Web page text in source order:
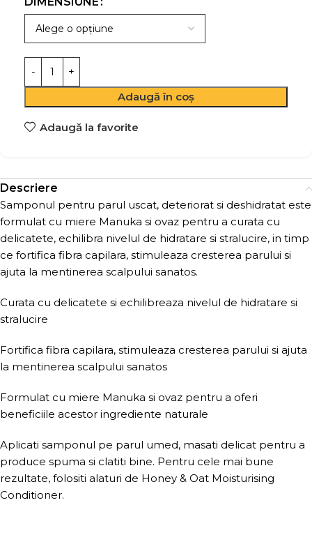
Adaugă în coș
Adaugă la favorite
Descriere
Samponul pentru parul uscat, deteriorat si deshidratat este
formulat cu miere Manuka si ovaz pentru a curata cu
delicatete, echilibra nivelul de hidratare si stralucire, in timp
ce fortifica fibra capilara, stimuleaza cresterea parului si
ajuta la mentinerea scalpului sanatos.
Curata cu delicatete si echilibreaza nivelul de hidratare si
stralucire
Fortifica fibra capilara, stimuleaza cresterea parului si ajuta
la mentinerea scalpului sanatos
Formulat cu miere Manuka si ovaz pentru a oferi
beneficiile acestor ingrediente naturale
Aplicati samponul pe parul umed, masati delicat pentru a
produce spuma si clatiti bine. Pentru cele mai bune
rezultate, folositi alaturi de Honey & Oat Moisturising
Conditioner.